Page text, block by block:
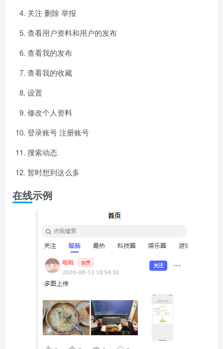
关注 删除 举报
查看用户资料和用户的发布
查看我的发布
查看我的收藏
设置
修改个人资料
登录账号 注册账号
搜索动态
暂时想到这么多
在线示例